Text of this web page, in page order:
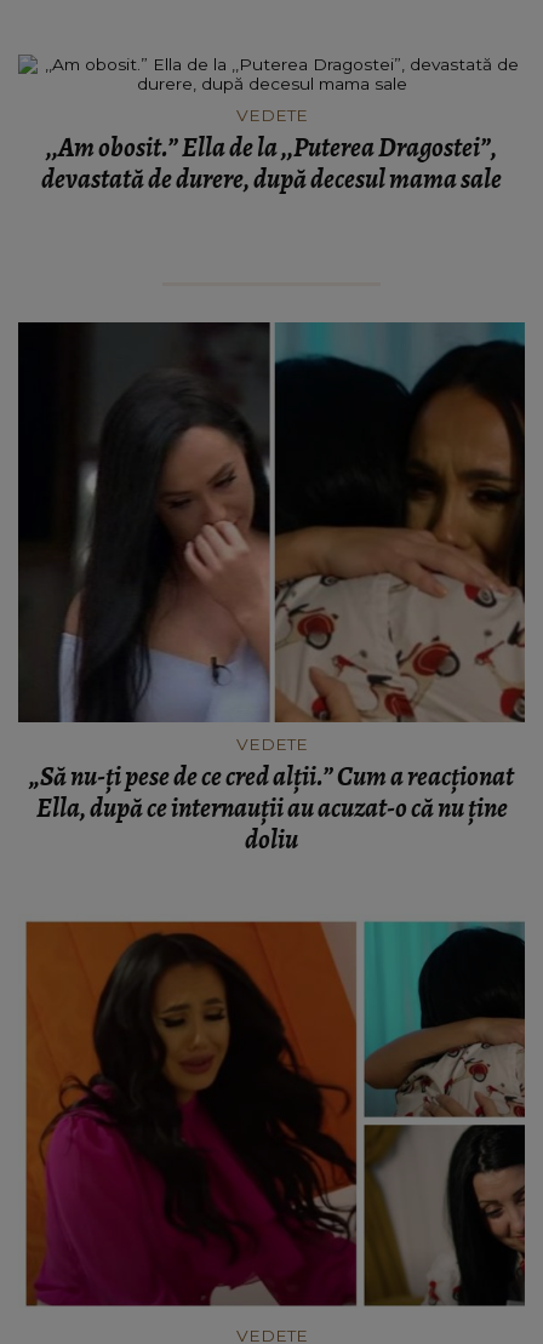
VEDETE
,,Am obosit.” Ella de la ,,Puterea Dragostei”,
devastată de durere, după decesul mama sale
VEDETE
„Să nu-ți pese de ce cred alții.” Cum a reacționat
Ella, după ce internauții au acuzat-o că nu ține
doliu
VEDETE